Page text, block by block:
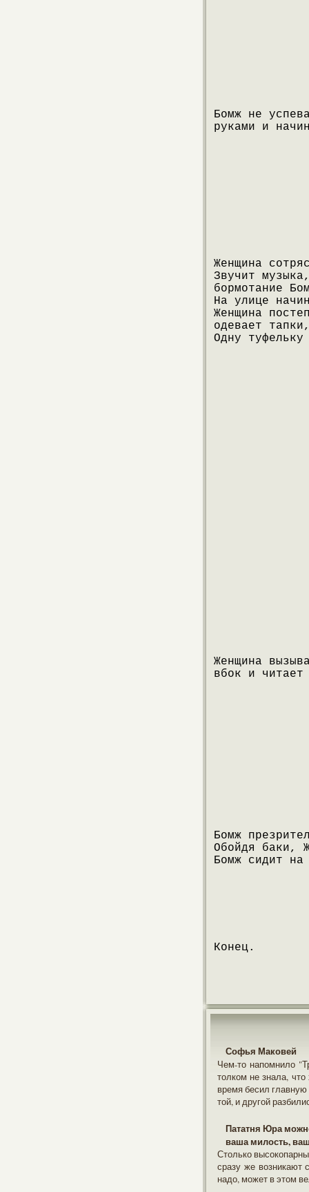
Бомж не
руками и
Женщина
Звучит
бормотание
На улице
Женщина
одевает
Одну
Женщина
вбок и
Бомж
Обойдя баки,
Бомж сидит
Конец.
Софья Маковей
Чем-то напомнило
толком не знала,
время бесил
той, и другой
Пататня Юра
ваша милость,
Столько
сразу же возникают
надо, может в этом